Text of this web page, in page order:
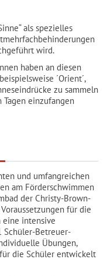
als spezielles
wird.
haben an diesen
´Orient´,
zu sammeln
einzufangen
und umfangreichen
am Förderschwimmen
der Christy-Brown-
für die
eine intensive
Schüler-Betreuer-
Übungen,
die Schüler entwickelt